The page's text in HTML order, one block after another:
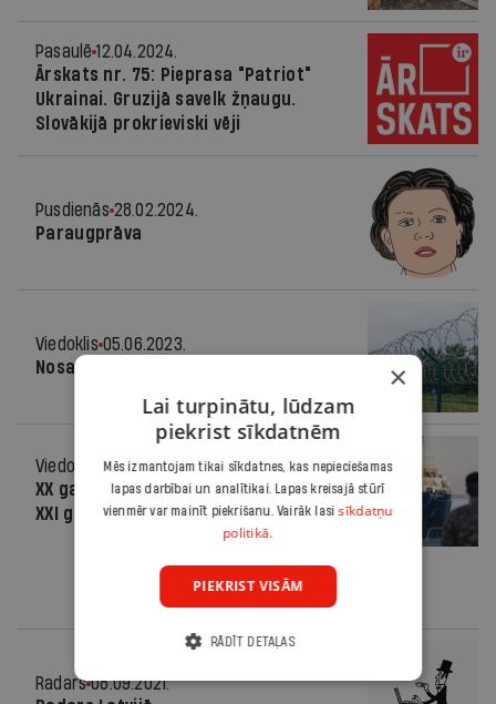
Pasaulē 12.04.2024.
Ārskats nr. 75: Pieprasa "Patriot"
Ukrainai. Gruzijā savelk žņaugu.
Slovākijā prokrieviski vēji
Pusdienās 28.02.2024.
Paraugprāva
Viedoklis 05.06.2023.
Nosargāt cilvēcības robežu
Viedoklis
06.01.2022.
XX gadsimta sistēma nevar atrisināt
XXI gadsimta izaicinājumus
Radars 08.09.2021.
×
Lai turpinātu, lūdzam
piekrist sīkdatnēm
Mēs izmantojam tikai sīkdatnes, kas nepieciešamas
lapas darbībai un analītikai. Lapas kreisajā stūrī
vienmēr var mainīt piekrišanu. Vairāk lasisīkdatņu
politikā.
PIEKRIST VISĀM
RĀDĪT DETAĻAS